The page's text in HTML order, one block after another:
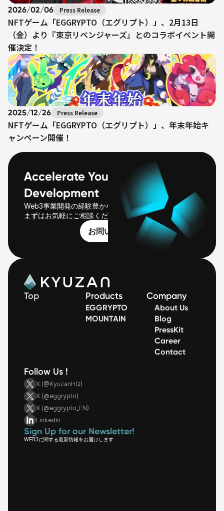
2026/02/06 Press Release
NFTゲーム「EGGRYPTO（エグリプト）」、2月13日
（金）より『東京リベンジャーズ』とのコラボイベント開
催決定！
2025/12/26 Press Release
NFTゲーム「EGGRYPTO（エグリプト）」、年末年始キ
ャンペーン開催！
Accelerate Your Web3
Development
Web3事業開発の経験豊かなチームがご一緒します。
まずはお気軽にご相談ください
お問い合わせ
Top Products
EGGRYPTO
MOUNTAIN
Company
About Us
Blog
PressKit
Career
Contact
Follow Us !
X (@KyuzanHQ)
X (@eggrypto)
X (@eggrypto_EN)
LinkedIn
Sign Up for our Newsletter!
WEB3に関する最新情報をお届けします